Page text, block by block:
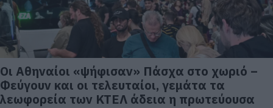
Οι Αθηναίοι «ψήφισαν» Πάσχα στο χωριό –
Φεύγουν και οι τελευταίοι, γεμάτα τα
λεωφορεία των ΚΤΕΛ άδεια η πρωτεύουσα